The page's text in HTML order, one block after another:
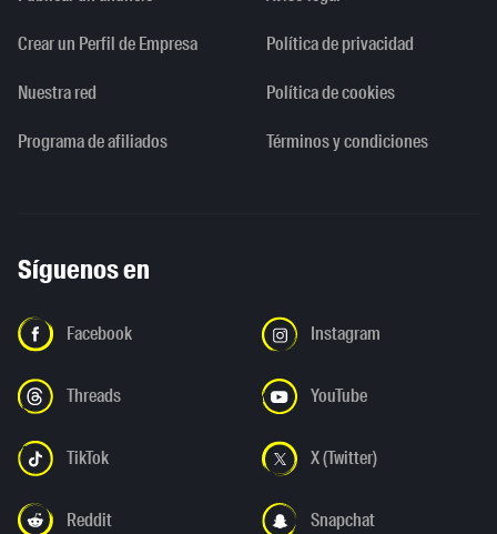
Crear un Perfil de Empresa
Nuestra red
Programa de afiliados
Política de privacidad
Política de cookies
Términos y condiciones
Síguenos en
Facebook Instagram
Threads YouTube
TikTok X (Twitter)
Reddit Snapchat